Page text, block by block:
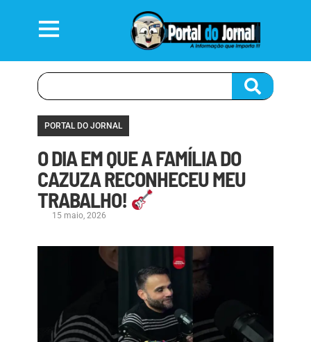
PORTAL DO JORNAL
O DIA EM QUE A FAMÍLIA DO
CAZUZA RECONHECEU MEU
TRABALHO!
15 maio, 2026